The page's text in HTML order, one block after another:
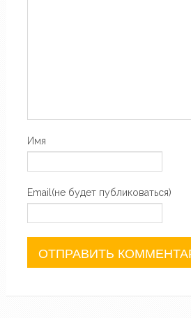
Имя
Email(не будет публиковаться)